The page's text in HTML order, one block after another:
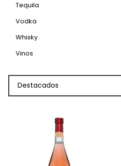
Tequila
Vodka
Whisky
Vinos
Destacados